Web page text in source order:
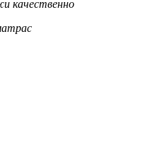
качественно